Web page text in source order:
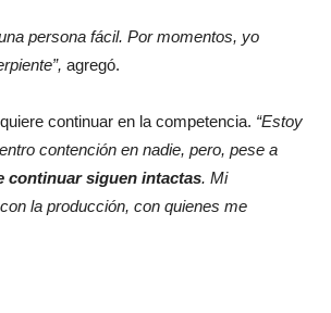
persona fácil. Por momentos, yo
agregó.
continuar en la competencia. “Estoy
contención en nadie, pero, pese a
continuar siguen intactas. Mi
la producción, con quienes me